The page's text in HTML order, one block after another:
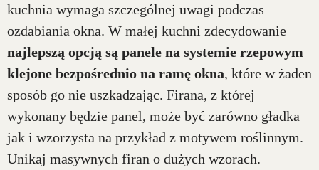
kuchnia wymaga szczególnej uwagi podczas
ozdabiania okna. W małej kuchni zdecydowanie
najlepszą opcją są panele na systemie rzepowym
klejone bezpośrednio na ramę okna, które w żaden
sposób go nie uszkadzając. Firana, z której
wykonany będzie panel, może być zarówno gładka
jak i wzorzysta na przykład z motywem roślinnym.
Unikaj masywnych firan o dużych wzorach.